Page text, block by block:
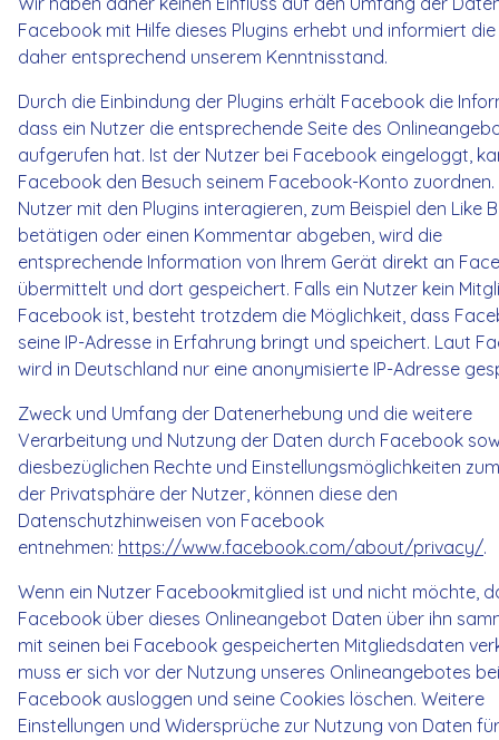
Facebook mit Hilfe dieses Plugins erhebt und informiert
daher entsprechend unserem Kenntnisstand.
Durch die Einbindung der Plugins erhält Facebook die
dass ein Nutzer die entsprechende Seite des
aufgerufen hat. Ist der Nutzer bei Facebook eingeloggt,
Facebook den Besuch seinem Facebook-Konto zuordnen.
Nutzer mit den Plugins interagieren, zum Beispiel den Like
betätigen oder einen Kommentar abgeben, wird die
entsprechende Information von Ihrem Gerät direkt an
übermittelt und dort gespeichert. Falls ein Nutzer kein
Facebook ist, besteht trotzdem die Möglichkeit, dass
seine IP-Adresse in Erfahrung bringt und speichert. Laut
wird in Deutschland nur eine anonymisierte IP-Adresse
Zweck und Umfang der Datenerhebung und die weitere
Verarbeitung und Nutzung der Daten durch Facebook
diesbezüglichen Rechte und Einstellungsmöglichkeiten
der Privatsphäre der Nutzer, können diese den
Datenschutzhinweisen von Facebook
entnehmen: https://www.facebook.com/about/privacy/.
Wenn ein Nutzer Facebookmitglied ist und nicht möchte,
Facebook über dieses Onlineangebot Daten über ihn
mit seinen bei Facebook gespeicherten Mitgliedsdaten
muss er sich vor der Nutzung unseres Onlineangebotes bei
Facebook ausloggen und seine Cookies löschen. Weitere
Einstellungen und Widersprüche zur Nutzung von Daten für